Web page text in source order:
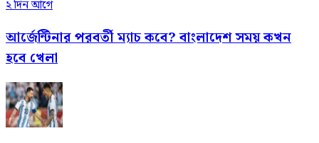
২ দিন আগে
আর্জেন্টিনার পরবর্তী ম্যাচ কবে? বাংলাদেশ সময় কখন
হবে খেলা